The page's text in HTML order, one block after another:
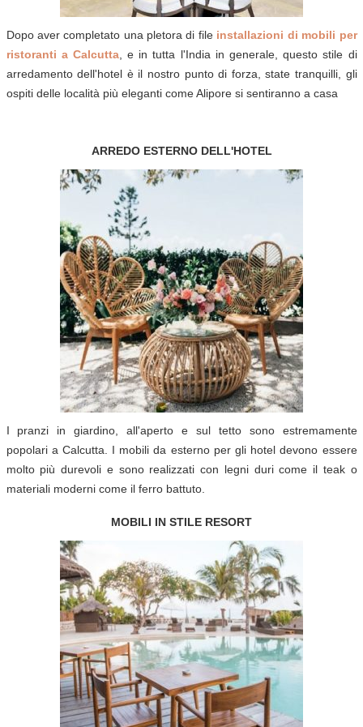
Dopo aver completato una pletora di file installazioni di mobili per
ristoranti a Calcutta, e in tutta l'India in generale, questo stile di
arredamento dell'hotel è il nostro punto di forza, state tranquilli, gli
ospiti delle località più eleganti come Alipore si sentiranno a casa
ARREDO ESTERNO DELL'HOTEL
I pranzi in giardino, all'aperto e sul tetto sono estremamente
popolari a Calcutta. I mobili da esterno per gli hotel devono essere
molto più durevoli e sono realizzati con legni duri come il teak o
materiali moderni come il ferro battuto.
MOBILI IN STILE RESORT